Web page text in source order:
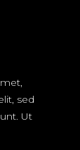
sed
Ut